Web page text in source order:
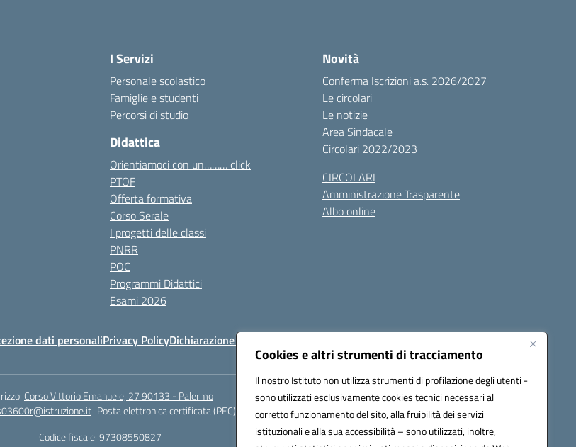
Cookies e altri strumenti di tracciamento
Il nostro Istituto non utilizza strumenti di profilazione degli utenti -
sono utilizzati esclusivamente cookies tecnici necessari al
corretto funzionamento del sito, alla fruibilità dei servizi
istituzionali e alla sua accessibilità – sono utilizzati, inoltre,
I Servizi
Personale scolastico
Famiglie e studenti
Percorsi di studio
Didattica
Orientiamoci con un……… click
PTOF
Offerta formativa
Corso Serale
I progetti delle classi
PNRR
POC
Programmi Didattici
Esami 2026
Novità
Conferma Iscrizioni a.s. 2026/2027
Le circolari
Le notizie
Area Sindacale
Circolari 2022/2023
CIRCOLARI
Amministrazione Trasparente
Albo online
dati personaliPrivacy PolicyDichiarazione di accessibilità Seguici su:
Corso Vittorio Emanuele, 27 90133 - Palermo
Posta elettronica certificata (PEC):
pais03600r@pec.istruzione.it
Codice fiscale: 97308550827